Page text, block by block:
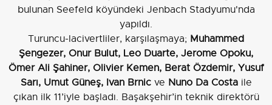
bulunan Seefeld köyündeki Jenbach Stadyumu'nda
yapıldı.
Turuncu-lacivertliler, karşılaşmaya; Muhammed
Şengezer, Onur Bulut, Leo Duarte, Jerome Opoku,
Ömer Ali Şahiner, Olivier Kemen, Berat Özdemir, Yusuf
Sarı, Umut Güneş, Ivan Brnicve Nuno Da Costaile
çıkan ilk 11’iyle başladı. Başakşehir’in teknik direktörü